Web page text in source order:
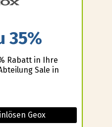
35%
Rabatt in Ihre
Sale in
Geox